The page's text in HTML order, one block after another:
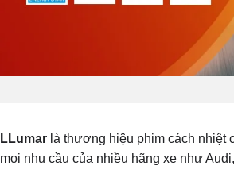
là thương hiệu phim cách nhiệt
mọi nhu cầu của nhiều hãng xe như
Những người đam mê xe hơi đồng ý
Tại sao phải chọn phim cách